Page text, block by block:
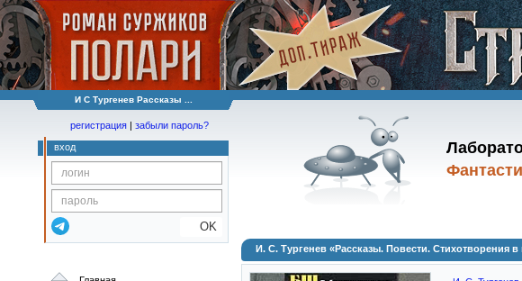
И С Тургенев Рассказы ...
регистрация | забыли пароль?
вход
OK
И. С. Тургенев «Рассказы. Повести. Стихотворения